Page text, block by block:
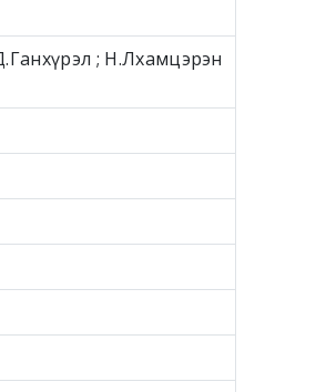
; Н.Лхамцэрэн